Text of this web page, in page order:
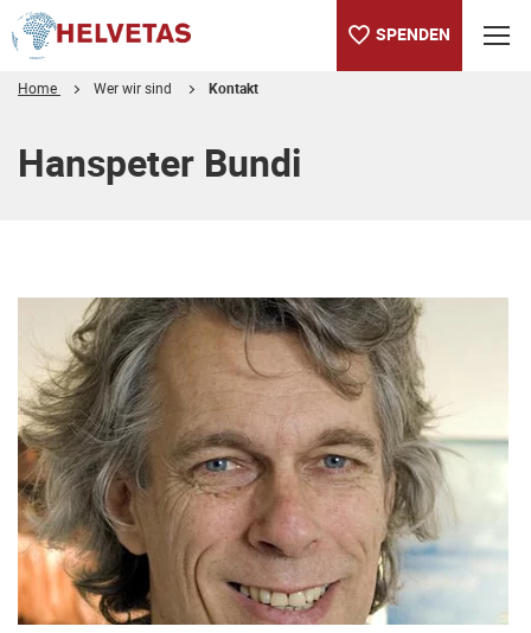
SPENDEN
Home Wer wir sind Kontakt
Hanspeter Bundi